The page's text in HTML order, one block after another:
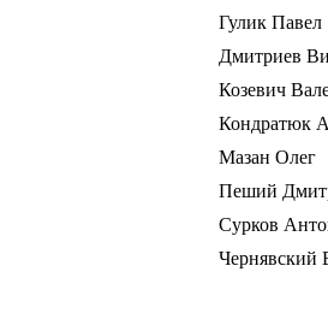
Гулик Павел
Дмитриев
Козевич
Кондратюк
Мазан Олег
Пеший
Сурков
Чернявский